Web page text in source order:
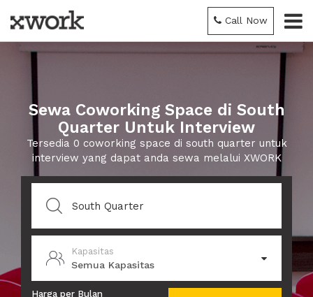
Call Now
Sewa Coworking Space di South
Quarter Untuk Interview
Tersedia 0 coworking space di south quarter untuk
interview yang dapat anda sewa melalui XWORK
Kapasitas
Semua Kapasitas
Harga per Bulan